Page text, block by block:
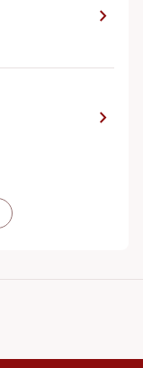
chevron_right
chevron_right